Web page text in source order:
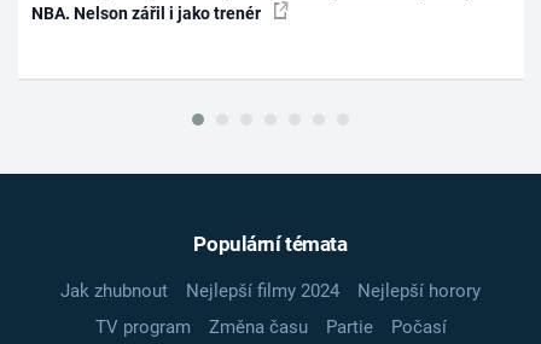
NBA. Nelson zářil i jako trenér
Populární témata
Jak zhubnout Nejlepší filmy 2024
Nejlepší horory
TV program
Změna času Partie
Počasí